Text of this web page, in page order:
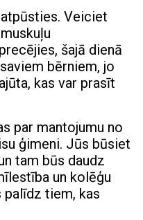
Veiciet
šajā dienā
bērniem, jo
kas var prasīt
par mantojumu no
ģimeni. Jūs būsiet
tam būs daudz
un kolēģu
tiem, kas